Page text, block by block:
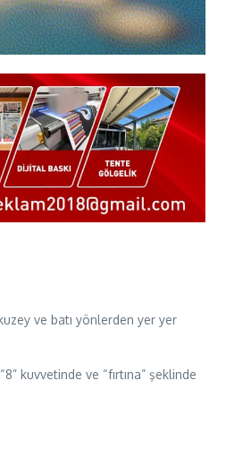
ve batı yönlerden yer yer
kuvvetinde ve “fırtına” şeklinde